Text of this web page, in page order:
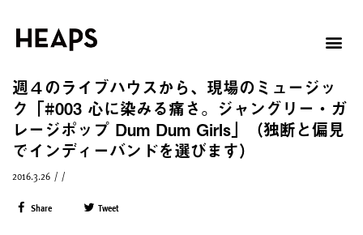
週４のライブハウスから、現場のミュージッ
ク「#003 心に染みる痛さ。ジャングリー・ガ
レージポップ Dum Dum Girls」（独断と偏見
でインディーバンドを選びます）
2016.3.26 / /
Share Tweet